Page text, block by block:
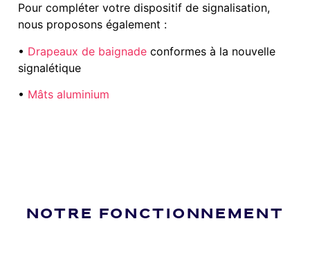
Pour compléter votre dispositif de signalisation,
nous proposons également :
• Drapeaux de baignade conformes à la nouvelle
signalétique
• Mâts aluminium
NOTRE FONCTIONNEMENT